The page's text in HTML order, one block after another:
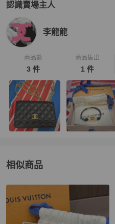
認識賣場主人
PopChill 拍拍圈嚴選賣家
李龍龍
商品數
3 件
商品售出
1 件
相似商品
更多相似Louis Vuitton女士配件